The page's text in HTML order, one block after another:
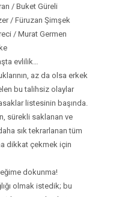
/ Buket Güreli
/ Füruzan Şimşek
/ Murat Germen
evlilik…
az da olsa erkek
bu talihsiz olaylar
listesinin başında.
sürekli saklanan ve
sık tekrarlanan tüm
dikkat çekmek için
dokunma!
olmak istedik; bu